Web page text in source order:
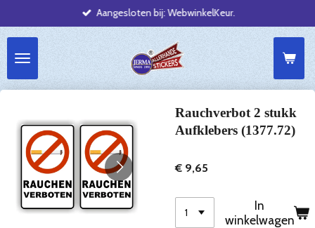
direct
de
hoofdinhoud
Aangesloten bij: WebwinkelKeur.
Rauchverbot 2 stukk
Aufklebers (1377.72)
€ 9,65
In
winkelwagen